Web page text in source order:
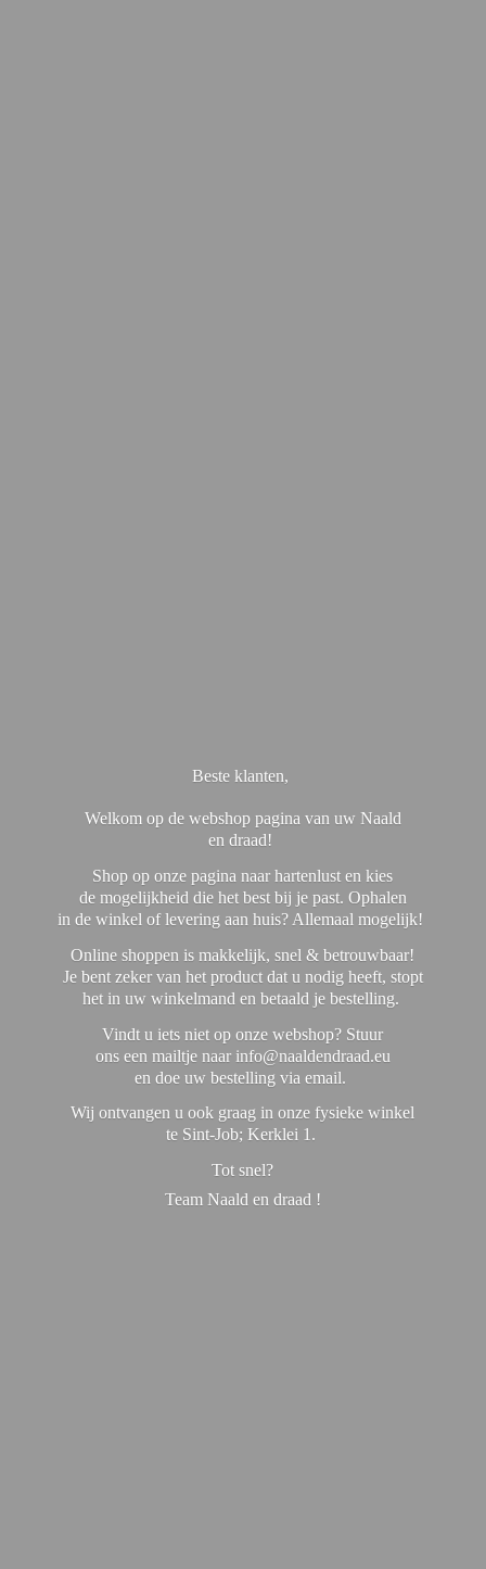
Beste klanten,
Welkom op de webshop pagina van uw Naald
en draad!
Shop op onze pagina naar hartenlust en kies
de mogelijkheid die het best bij je past. Ophalen
in de winkel of levering aan huis? Allemaal mogelijk!
Online shoppen is makkelijk, snel & betrouwbaar!
Je bent zeker van het product dat u nodig heeft, stopt
het in uw winkelmand en betaald je bestelling.
Vindt u iets niet op onze webshop? Stuur
ons een mailtje naar info@naaldendraad.eu
en doe uw bestelling via email.
Wij ontvangen u ook graag in onze fysieke winkel
te Sint-Job; Kerklei 1.
Tot snel?
Team Naald en draad !